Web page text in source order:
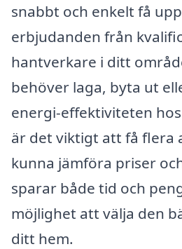
snabbt och enkelt få
erbjudanden från
hantverkare i ditt
behöver laga, byta ut
energi-effektiviteten
är det viktigt att få flera
kunna jämföra priser
sparar både tid och
möjlighet att välja den
ditt hem.